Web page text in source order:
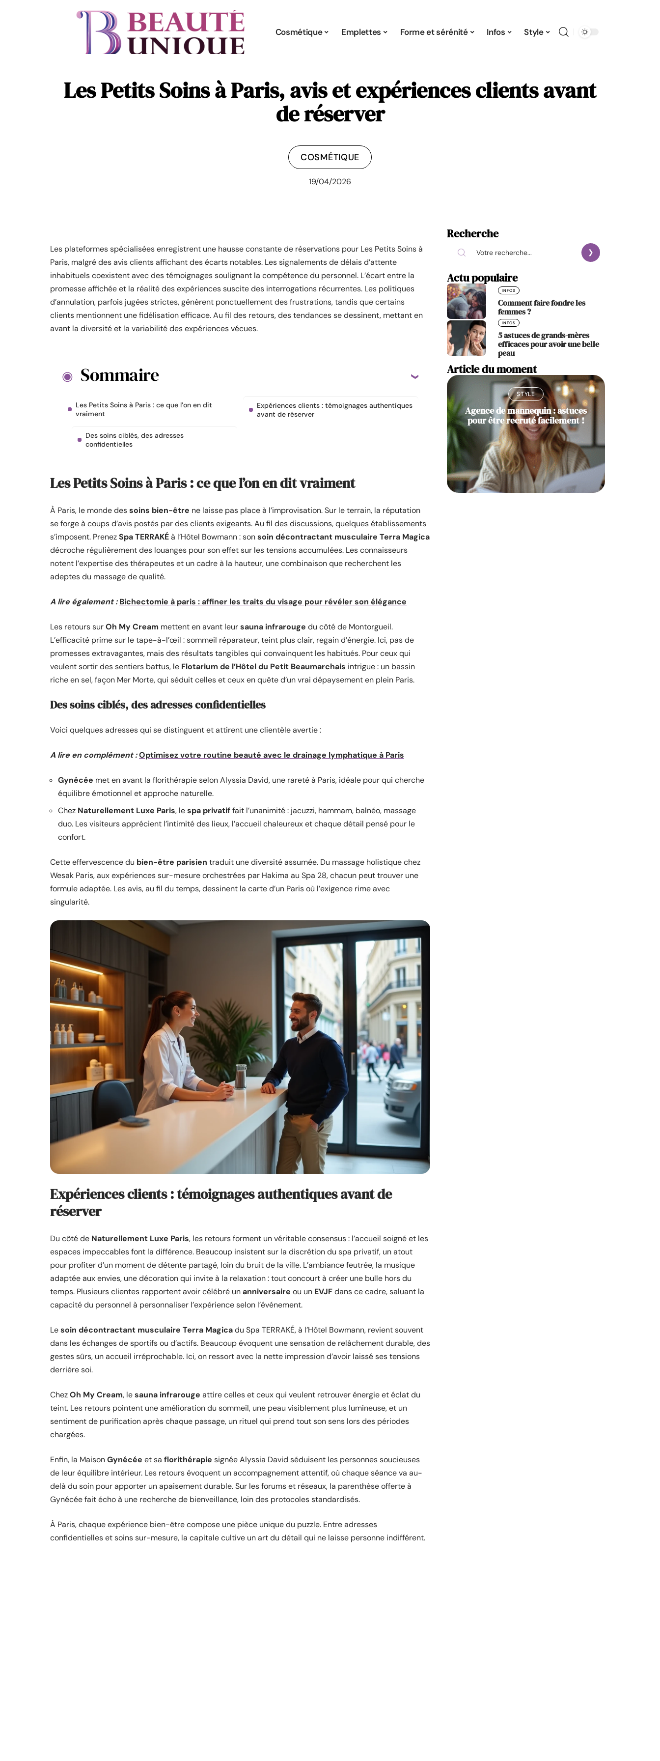
Cosmétique Emplettes Forme et sérénité Infos Style
Les Petits Soins à Paris, avis et expériences clients avant
de réserver
COSMÉTIQUE
19/04/2026
Les plateformes spécialisées enregistrent une hausse constante de réservations pour Les Petits Soins à
Paris, malgré des avis clients affichant des écarts notables. Les signalements de délais d’attente
inhabituels coexistent avec des témoignages soulignant la compétence du personnel. L’écart entre la
promesse affichée et la réalité des expériences suscite des interrogations récurrentes. Les politiques
d’annulation, parfois jugées strictes, génèrent ponctuellement des frustrations, tandis que certains
clients mentionnent une fidélisation efficace. Au fil des retours, des tendances se dessinent, mettant en
avant la diversité et la variabilité des expériences vécues.
Sommaire
Les Petits Soins à Paris : ce que l’on en dit
vraiment
Des soins ciblés, des adresses
confidentielles
Expériences clients : témoignages authentiques
avant de réserver
Les Petits Soins à Paris : ce que l’on en dit vraiment
À Paris, le monde dessoins bien-être ne laisse pas place à l’improvisation. Sur le terrain, la réputation
se forge à coups d’avis postés par des clients exigeants. Au fil des discussions, quelques établissements
s’imposent. PrenezSpa TERRAKÉà l’Hôtel Bowmann : sonsoin décontractant musculaire Terra Magica
décroche régulièrement des louanges pour son effet sur les tensions accumulées. Les connaisseurs
notent l’expertise des thérapeutes et un cadre à la hauteur, une combinaison que recherchent les
adeptes du massage de qualité.
A lire également : Bichectomie à paris : affiner les traits du visage pour révéler son élégance
Les retours surOh My Cream mettent en avant leursauna infrarouge du côté de Montorgueil.
L’efficacité prime sur le tape-à-l’œil : sommeil réparateur, teint plus clair, regain d’énergie. Ici, pas de
promesses extravagantes, mais des résultats tangibles qui convainquent les habitués. Pour ceux qui
veulent sortir des sentiers battus, le Flotarium de l’Hôtel du Petit Beaumarchais intrigue : un bassin
riche en sel, façon Mer Morte, qui séduit celles et ceux en quête d’un vrai dépaysement en plein Paris.
Des soins ciblés, des adresses confidentielles
Voici quelques adresses qui se distinguent et attirent une clientèle avertie :
A lire en complément :Optimisez votre routine beauté avec le drainage lymphatique à Paris
Gynécée met en avant la florithérapie selon Alyssia David, une rareté à Paris, idéale pour qui cherche
équilibre émotionnel et approche naturelle.
Chez Naturellement Luxe Paris, lespa privatiffait l’unanimité : jacuzzi, hammam, balnéo, massage
duo. Les visiteurs apprécient l’intimité des lieux, l’accueil chaleureux et chaque détail pensé pour le
confort.
Cette effervescence du bien-être parisien traduit une diversité assumée. Du massage holistique chez
Wesak Paris, aux expériences sur-mesure orchestrées par Hakima au Spa 28, chacun peut trouver une
formule adaptée. Les avis, au fil du temps, dessinent la carte d’un Paris où l’exigence rime avec
singularité.
Expériences clients : témoignages authentiques avant de
réserver
Du côté de Naturellement Luxe Paris, les retours forment un véritable consensus : l’accueil soigné et les
espaces impeccables font la différence. Beaucoup insistent sur la discrétion du spa privatif, un atout
pour profiter d’un moment de détente partagé, loin du bruit de la ville. L’ambiance feutrée, la musique
adaptée aux envies, une décoration qui invite à la relaxation : tout concourt à créer une bulle hors du
temps. Plusieurs clientes rapportent avoir célébré unanniversaire ou un EVJFdans ce cadre, saluant la
capacité du personnel à personnaliser l’expérience selon l’événement.
Lesoin décontractant musculaire Terra Magicadu Spa TERRAKÉ, à l’Hôtel Bowmann, revient souvent
dans les échanges de sportifs ou d’actifs. Beaucoup évoquent une sensation de relâchement durable, des
gestes sûrs, un accueil irréprochable. Ici, on ressort avec la nette impression d’avoir laissé ses tensions
derrière soi.
ChezOh My Cream, lesauna infrarouge attire celles et ceux qui veulent retrouver énergie et éclat du
teint. Les retours pointent une amélioration du sommeil, une peau visiblement plus lumineuse, et un
sentiment de purification après chaque passage, un rituel qui prend tout son sens lors des périodes
chargées.
Enfin, la MaisonGynécée et sa florithérapie signée Alyssia David séduisent les personnes soucieuses
de leur équilibre intérieur. Les retours évoquent un accompagnement attentif, où chaque séance va au-
delà du soin pour apporter un apaisement durable. Sur les forums et réseaux, la parenthèse offerte à
Gynécée fait écho à une recherche de bienveillance, loin des protocoles standardisés.
À Paris, chaque expérience bien-être compose une pièce unique du puzzle. Entre adresses
confidentielles et soins sur-mesure, la capitale cultive un art du détail qui ne laisse personne indifférent.
Recherche
Actu populaire
INFOS
Comment faire fondre les
femmes ?
INFOS
5 astuces de grands-mères
efficaces pour avoir une belle
peau
Article du moment
STYLE
Agence de mannequin : astuces
pour être recruté facilement !